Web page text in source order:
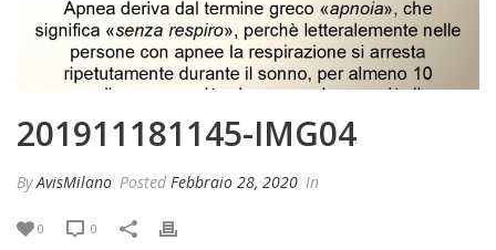
201911181145-IMG04
ByAvisMilano Posted Febbraio 28, 2020 In
0 0